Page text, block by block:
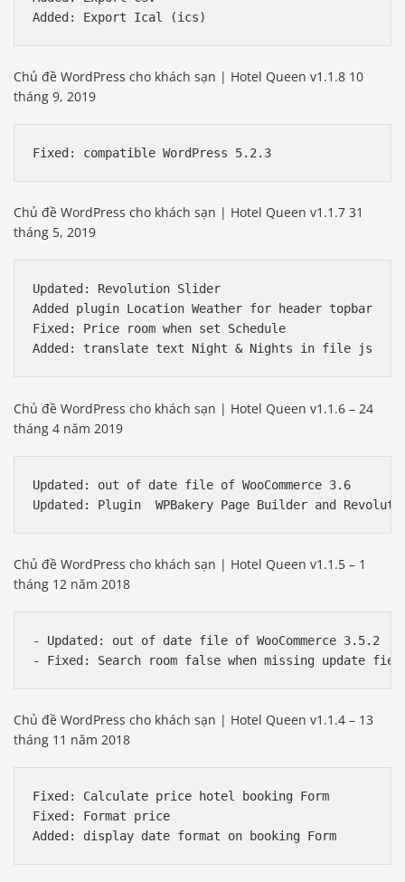
Chủ đề WordPress cho khách sạn | Hotel Queen v1.1.8 10
tháng 9, 2019
Chủ đề WordPress cho khách sạn | Hotel Queen v1.1.7 31
tháng 5, 2019
Updated: Revolution Slider
Added plugin Location Weather for header topbar
Fixed: Price room when set Schedule
Chủ đề WordPress cho khách sạn | Hotel Queen v1.1.6 – 24
tháng 4 năm 2019
Updated: out of date file of WooCommerce 3.6
Chủ đề WordPress cho khách sạn | Hotel Queen v1.1.5 – 1
tháng 12 năm 2018
- Updated: out of date file of WooCommerce 3.5.2
Chủ đề WordPress cho khách sạn | Hotel Queen v1.1.4 – 13
tháng 11 năm 2018
Fixed: Calculate price hotel booking Form
Fixed: Format price
Added: display date format on booking Form